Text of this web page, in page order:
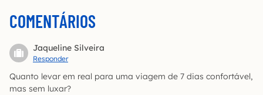
COMENTÁRIOS
Jaqueline Silveira
Responder
Quanto levar em real para uma viagem de 7 dias confortável,
mas sem luxar?